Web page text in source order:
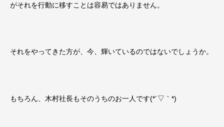
がそれを行動に移すことは容易ではありません。
それをやってきた方が、今、輝いているのではないでしょうか。
もちろん、木村社長もそのうちのお一人です(*´▽｀*)